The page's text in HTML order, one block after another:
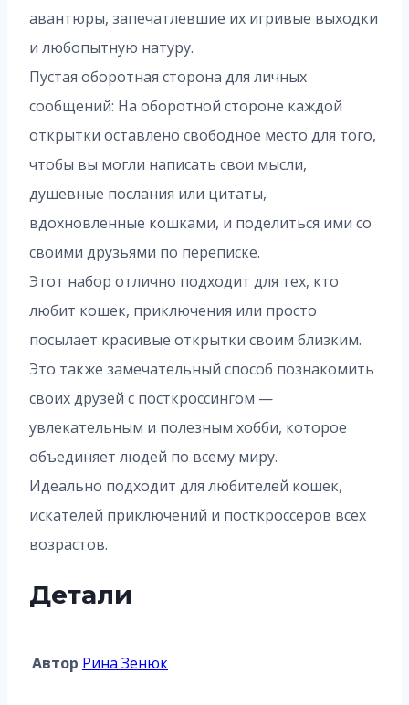
авантюры, запечатлевшие их игривые выходки
и любопытную натуру.
Пустая оборотная сторона для личных
сообщений: На оборотной стороне каждой
открытки оставлено свободное место для того,
чтобы вы могли написать свои мысли,
душевные послания или цитаты,
вдохновленные кошками, и поделиться ими со
своими друзьями по переписке.
Этот набор отлично подходит для тех, кто
любит кошек, приключения или просто
посылает красивые открытки своим близким.
Это также замечательный способ познакомить
своих друзей с посткроссингом —
увлекательным и полезным хобби, которое
объединяет людей по всему миру.
Идеально подходит для любителей кошек,
искателей приключений и посткроссеров всех
возрастов.
Детали
Автор Рина Зенюк